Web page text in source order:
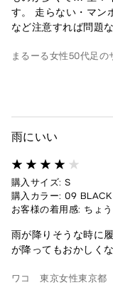
す。 走らない・マン
など注意すれば問題な
まるーる女性50代足の
雨にいい
購入サイズ: S
購入カラー: 09 BLACK
お客様の着用感: ちょ
雨が降りそうな時に
が降ってもおかしく
ワコ 東京女性東京都